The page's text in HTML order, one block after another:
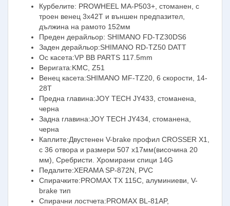
Курбелите: PROWHEEL MA-P503+, стоманен, с
троен венец 3х42T и външен предпазител,
дължина на рамото 152мм
Преден дерайльор: SHIMANO FD-TZ30DS6
Заден дерайльор:SHIMANO RD-TZ50 DATT
Ос касета:VP BB PARTS 117.5mm
Веригата:KMC, Z51
Венец касета:SHIMANO MF-TZ20, 6 скорости, 14-
28T
Предна главина:JOY TECH JY433, стоманена,
черна
Задна главина:JOY TECH JY434, стоманена,
черна
Каплите:Двустенен V-brake профил CROSSER X1,
с 36 отвора и размери 507 x17мм(височина 20
мм), Сребристи. Хромирани спици 14G
Педалите:XERAMA SP-872N, PVC
Спирачките:PROMAX TX 115С, алуминиеви, V-
brake тип
Спирачни лостчета:PROMAX BL-81AP,